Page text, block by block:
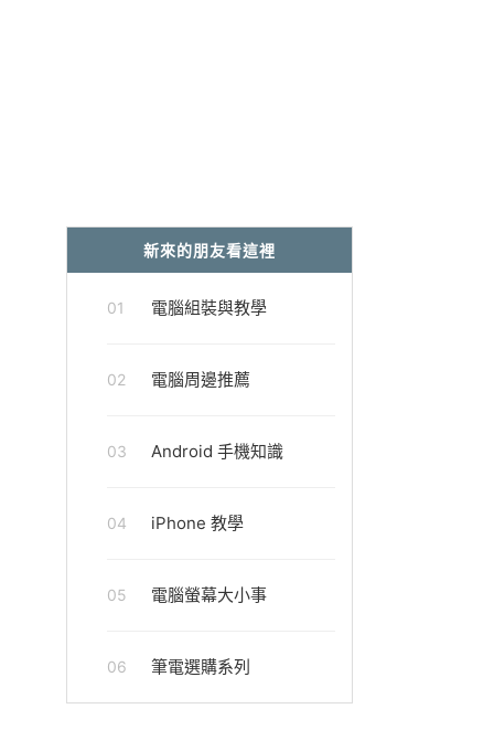
新來的朋友看這裡
01 電腦組裝與教學
02 電腦周邊推薦
03 Android 手機知識
04 iPhone 教學
05 電腦螢幕大小事
06 筆電選購系列